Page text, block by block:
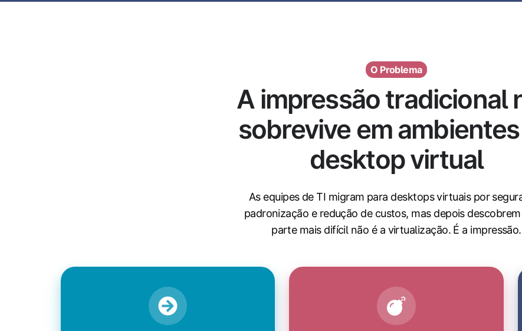
O Problema
A impressão tradicional
sobrevive em
desktop virtual
As equipes de TI migram para desktops virtuais por
padronização e redução de custos, mas depois descobrem
parte mais difícil não é a virtualização. É a impressão.